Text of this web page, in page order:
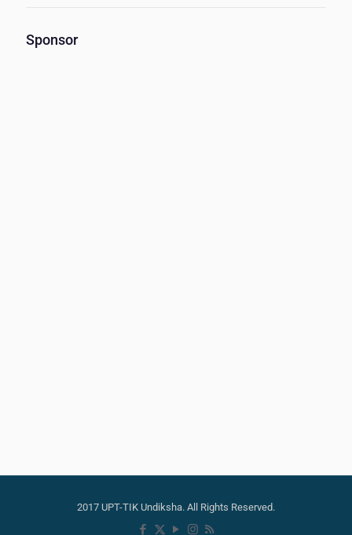
Sponsor
2017 UPT-TIK Undiksha. All Rights Reserved.